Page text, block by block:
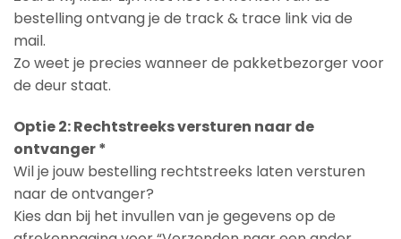
bestelling ontvang je de track & trace link via de
mail.
Zo weet je precies wanneer de pakketbezorger voor
de deur staat.
Optie 2: Rechtstreeks versturen naar de
ontvanger *
Wil je jouw bestelling rechtstreeks laten versturen
naar de ontvanger?
Kies dan bij het invullen van je gegevens op de